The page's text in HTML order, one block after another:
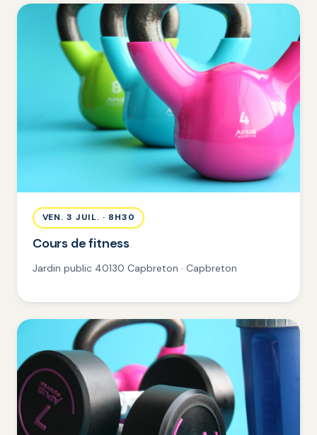
VEN. 3 JUIL. · 8H30
Cours de fitness
Jardin public 40130 Capbreton · Capbreton